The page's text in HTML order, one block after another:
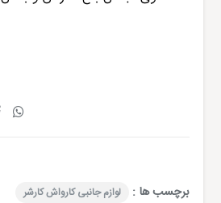
برچسب ها :
لوازم جانبی کارواش کارشر